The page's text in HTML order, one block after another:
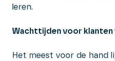
leren.
Wachttijden voor
Het meest voor de hand